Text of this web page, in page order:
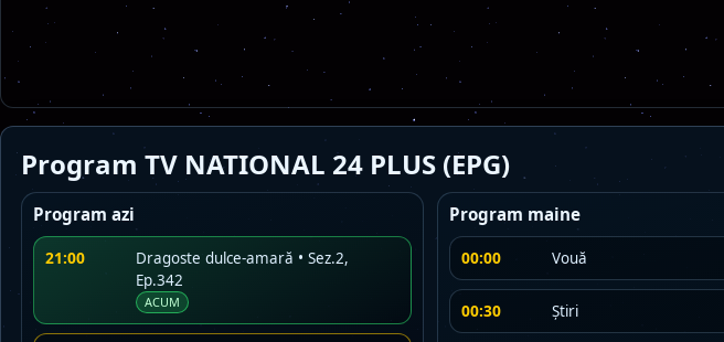
Program TV NATIONAL 24 PLUS (EPG)
Program azi
21:00
Dragoste dulce-amară • Sez.2,
Ep.342
ACUM
Program maine
00:00 Vouă
00:30 Știri